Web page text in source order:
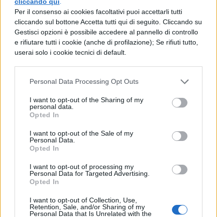
Per il consenso ai cookies facoltativi puoi accettarli tutti
cliccando sul bottone Accetta tutti qui di seguito. Cliccando su
Gestisci opzioni è possibile accedere al pannello di controllo
e rifiutare tutti i cookie (anche di profilazione); Se rifiuti tutto,
userai solo i cookie tecnici di default.
Personal Data Processing Opt Outs
I want to opt-out of the Sharing of my
personal data.
Opted In
I want to opt-out of the Sale of my
Personal Data.
Opted In
I want to opt-out of processing my
Personal Data for Targeted Advertising.
Opted In
I want to opt-out of Collection, Use,
Retention, Sale, and/or Sharing of my
Personal Data that Is Unrelated with the
essere gli stessi del ricorso collettivo, ma
ovviamente bisognerà dimostrare la
lesione subita indivdualmente.
segnalare leggi:Ricorso Test Medicina 2019:
le irregolarità da segnalare
scadenza e termini
TEST MEDICINA 2019: TUTTE
LE INFO
Non perderti tutte le news sul test: